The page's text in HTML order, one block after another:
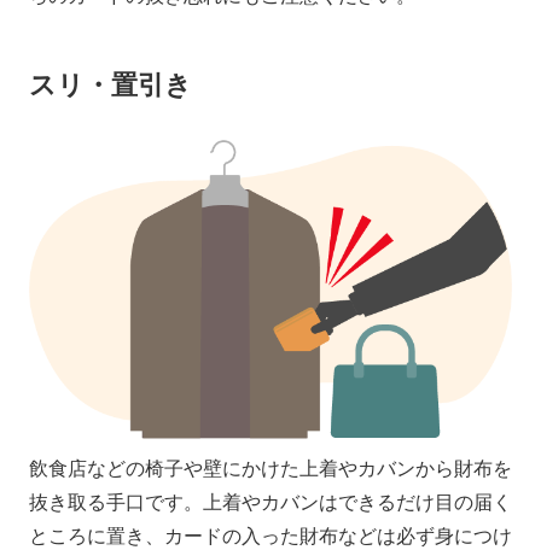
スリ・置引き
飲食店などの椅子や壁にかけた上着やカバンから財布を
抜き取る手口です。上着やカバンはできるだけ目の届く
ところに置き、カードの入った財布などは必ず身につけ